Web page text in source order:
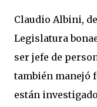
Claudio Albini,
Legislatura
ser jefe de
también manejó
están